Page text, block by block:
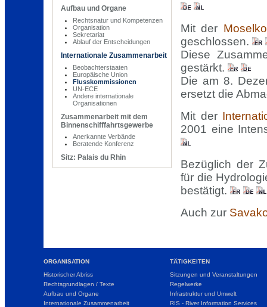
Aufbau und Organe
Rechtsnatur und Kompetenzen
Organisation
Sekretariat
Ablauf der Entscheidungen
Internationale Zusammenarbeit
Beobachterstaaten
Europäische Union
Flusskommissionen
UN-ECE
Andere internationale
Organisationen
Zusammenarbeit mit dem
Binnenschifffahrtsgewerbe
Anerkannte Verbände
Beratende Konferenz
Sitz: Palais du Rhin
Mit der
geschlossen.
Diese
gestärkt.
Die am 8.
ersetzt die
Mit der
2001 eine
Bezüglich der
für die
bestätigt.
Auch zur
ORGANISATION
Historischer Abriss
Rechtsgrundlagen / Texte
Aufbau und Organe
Internationale Zusammenarbeit
TÄTIGKEITEN
Sitzungen und Veranstaltungen
Regelwerke
Infrastruktur und Umwelt
RIS - River Information Services